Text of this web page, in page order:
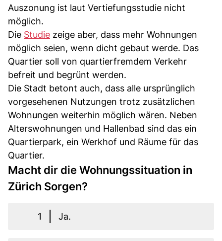
Auszonung ist laut Vertiefungsstudie nicht
möglich.
Die Studie zeige aber, dass mehr Wohnungen
möglich seien, wenn dicht gebaut werde. Das
Quartier soll von quartierfremdem Verkehr
befreit und begrünt werden.
Die Stadt betont auch, dass alle ursprünglich
vorgesehenen Nutzungen trotz zusätzlichen
Wohnungen weiterhin möglich wären. Neben
Alterswohnungen und Hallenbad sind das ein
Quartierpark, ein Werkhof und Räume für das
Quartier.
Macht dir die Wohnungssituation in
Zürich Sorgen?
1 Ja.